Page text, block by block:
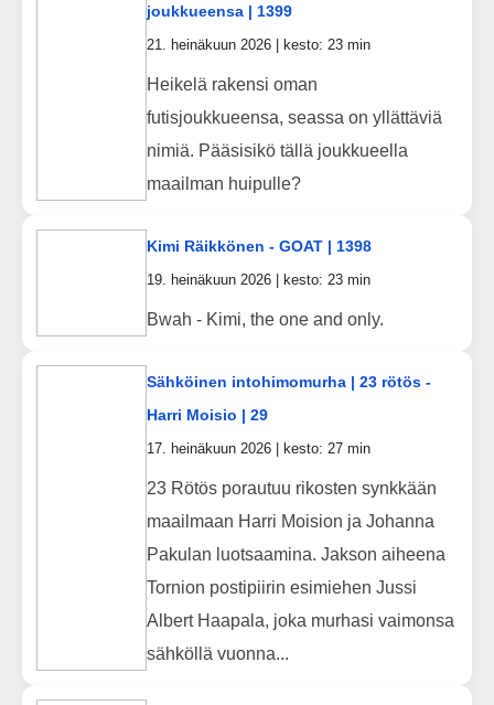
joukkueensa | 1399
21. heinäkuun 2026 | kesto: 23 min
Heikelä rakensi oman
futisjoukkueensa, seassa on yllättäviä
nimiä. Pääsisikö tällä joukkueella
maailman huipulle?
Kimi Räikkönen - GOAT | 1398
19. heinäkuun 2026 | kesto: 23 min
Bwah - Kimi, the one and only.
Sähköinen intohimomurha | 23 rötös -
Harri Moisio | 29
17. heinäkuun 2026 | kesto: 27 min
23 Rötös porautuu rikosten synkkään
maailmaan Harri Moision ja Johanna
Pakulan luotsaamina. Jakson aiheena
Tornion postipiirin esimiehen Jussi
Albert Haapala, joka murhasi vaimonsa
sähköllä vuonna...